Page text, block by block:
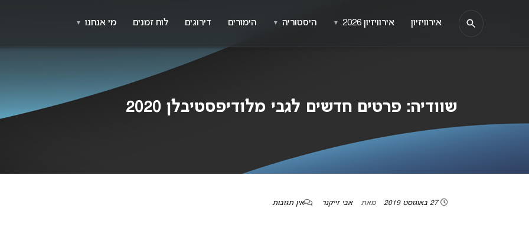
שוודיה: פרטים חדשים לגבי מלודיפסטיבלן 2020
27 באוגוסט 2019 מאת אבי זייקנר אין תגובות
אירוויזיון אירוויזיון 2026 ▼ היסטוריה ▼ הימורים דירוגים לוח זמנים מי אנחנו ▼